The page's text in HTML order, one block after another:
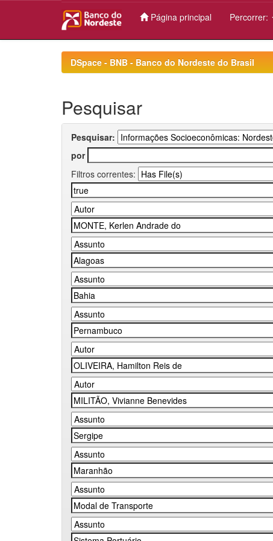
Página principal Percorrer:
DSpace - BNB - Banco do Nordeste do Brasil
Pesquisar
Pesquisar:
por
Filtros correntes: